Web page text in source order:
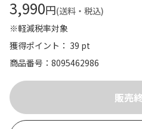
3,990円(送料・税込)
※軽減税率対象
獲得ポイント： 39 pt
商品番号
8095462986